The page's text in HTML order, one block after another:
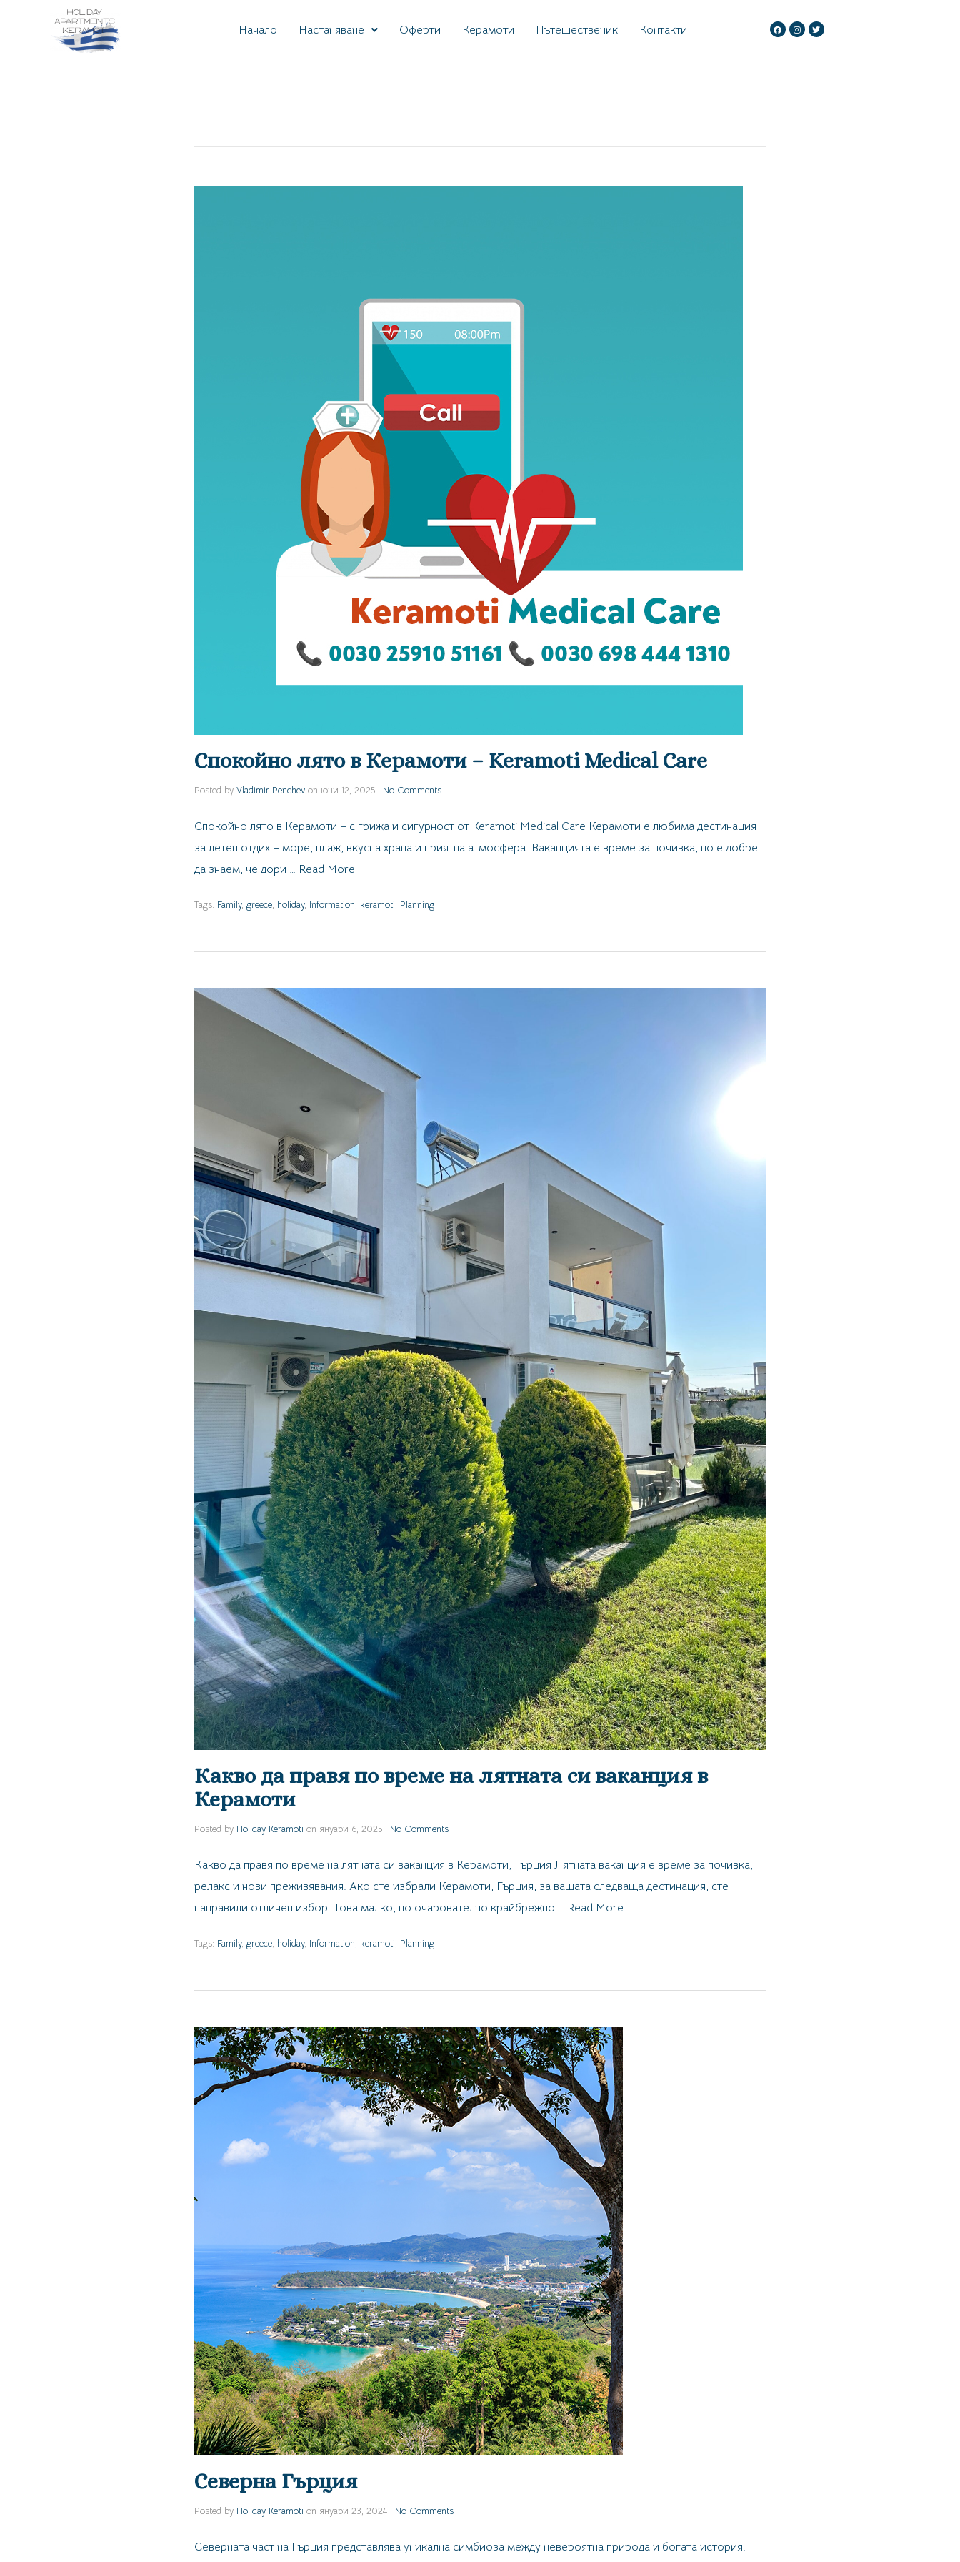
Начало Настаняване Oферти Керамоти Пътешественик Контакти
Спокойно лято в Керамоти – Keramoti Medical Care
Posted by Vladimir Penchev on юни 12, 2025 | No Comments
Спокойно лято в Керамоти – с грижа и сигурност от Keramoti Medical Care Керамоти е любима дестинация
за летен отдих – море, плаж, вкусна храна и приятна атмосфера. Ваканцията е време за почивка, но е добре
да знаем, че дори … Read More
Tags: Family, greece, holiday, Information, keramoti, Planning
Какво да правя по време на лятната си ваканция в
Керамоти
Posted by Holiday Keramoti on януари 6, 2025 | No Comments
Какво да правя по време на лятната си ваканция в Керамоти, Гърция Лятната ваканция е време за почивка,
релакс и нови преживявания. Ако сте избрали Керамоти, Гърция, за вашата следваща дестинация, сте
направили отличен избор. Това малко, но очарователно крайбрежно … Read More
Tags: Family, greece, holiday, Information, keramoti, Planning
Северна Гърция
Posted by Holiday Keramoti on януари 23, 2024 | No Comments
Северната част на Гърция представлява уникална симбиоза между невероятна природа и богата история.